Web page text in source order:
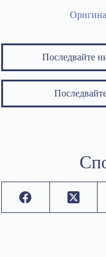
Последвайте